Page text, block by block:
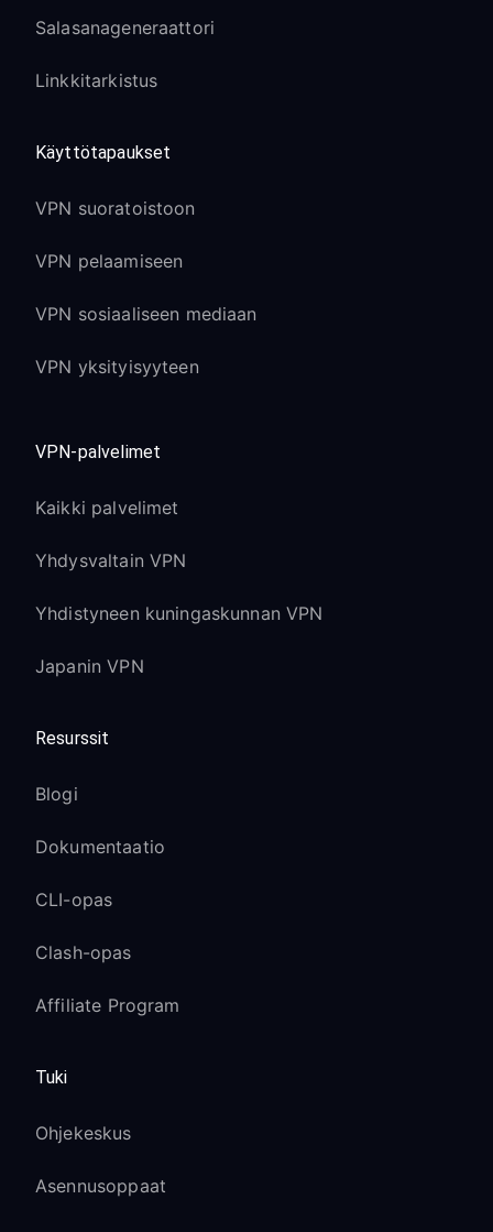
Salasanageneraattori
Linkkitarkistus
Käyttötapaukset
VPN suoratoistoon
VPN pelaamiseen
VPN sosiaaliseen mediaan
VPN yksityisyyteen
VPN-palvelimet
Kaikki palvelimet
Yhdysvaltain VPN
Yhdistyneen kuningaskunnan VPN
Japanin VPN
Resurssit
Blogi
Dokumentaatio
CLI-opas
Clash-opas
Affiliate Program
Tuki
Ohjekeskus
Asennusoppaat